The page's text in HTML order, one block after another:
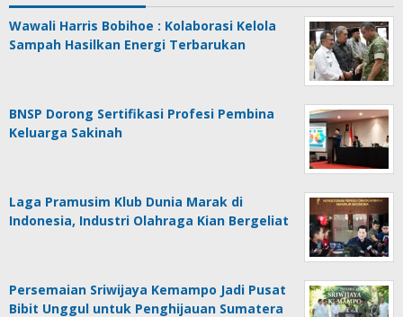
Wawali Harris Bobihoe : Kolaborasi Kelola
Sampah Hasilkan Energi Terbarukan
BNSP Dorong Sertifikasi Profesi Pembina
Keluarga Sakinah
Laga Pramusim Klub Dunia Marak di
Indonesia, Industri Olahraga Kian Bergeliat
Persemaian Sriwijaya Kemampo Jadi Pusat
Bibit Unggul untuk Penghijauan Sumatera